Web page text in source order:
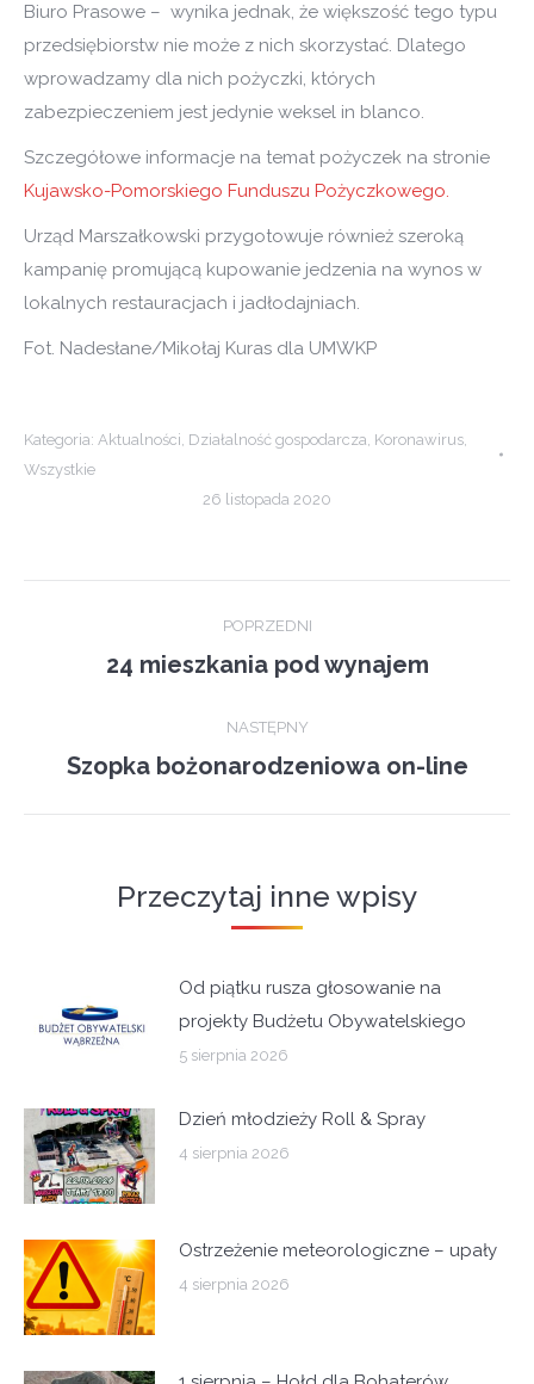
Biuro Prasowe – wynika jednak, że większość tego typu
przedsiębiorstw nie może z nich skorzystać. Dlatego
wprowadzamy dla nich pożyczki, których
zabezpieczeniem jest jedynie weksel in blanco.
Szczegółowe informacje na temat pożyczek na stronie
Kujawsko-Pomorskiego Funduszu Pożyczkowego.
Urząd Marszałkowski przygotowuje również szeroką
kampanię promującą kupowanie jedzenia na wynos w
lokalnych restauracjach i jadłodajniach.
Fot. Nadesłane/Mikołaj Kuras dla UMWKP
Kategoria: Aktualności, Działalność gospodarcza, Koronawirus,
Wszystkie
26 listopada 2020
navigation
POPRZEDNI
Previous
24 mieszkania pod wynajem
NASTĘPNY
Next
Szopka bożonarodzeniowa on-line
Przeczytaj inne wpisy
Od piątku rusza głosowanie na
projekty Budżetu Obywatelskiego
5 sierpnia 2026
Dzień młodzieży Roll & Spray
4 sierpnia 2026
Ostrzeżenie meteorologiczne – upały
4 sierpnia 2026